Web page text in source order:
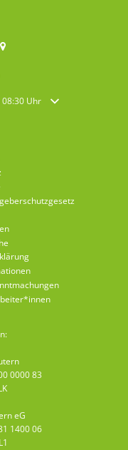
Schließzeiten
Uhr
0000 83
eG
1400 06